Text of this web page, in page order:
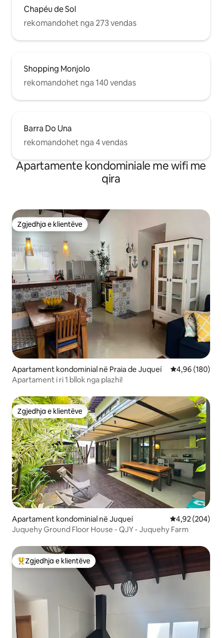
Chapéu de Sol
rekomandohet nga 273 vendas
Shopping Monjolo
rekomandohet nga 140 vendas
Barra Do Una
rekomandohet nga 4 vendas
Apartamente kondominiale me wifi me
qira
Zgjedhja e klientëve
Zgjedhja e klientëve
Apartament kondominial në Praia de Juqueí Vlerësimi
4,96 (180)
Apartament i ri 1 bllok nga plazhi!
Zgjedhja e klientëve
Zgjedhja e klientëve
Apartament kondominial në Juqueí Vlerësimi
4,92 (204)
Juquehy Ground Floor House - QJY - Juquehy Farm
Më të mirat e zgjedhjeve të klientëve
Zgjedhja e klientëve